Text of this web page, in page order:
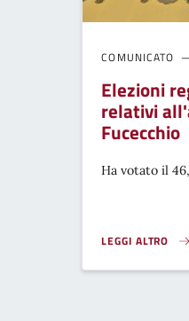
COMUNICATO
Elezioni
relativi
Fucecchio
Ha votato il
LEGGI ALTRO
ELEZIONI